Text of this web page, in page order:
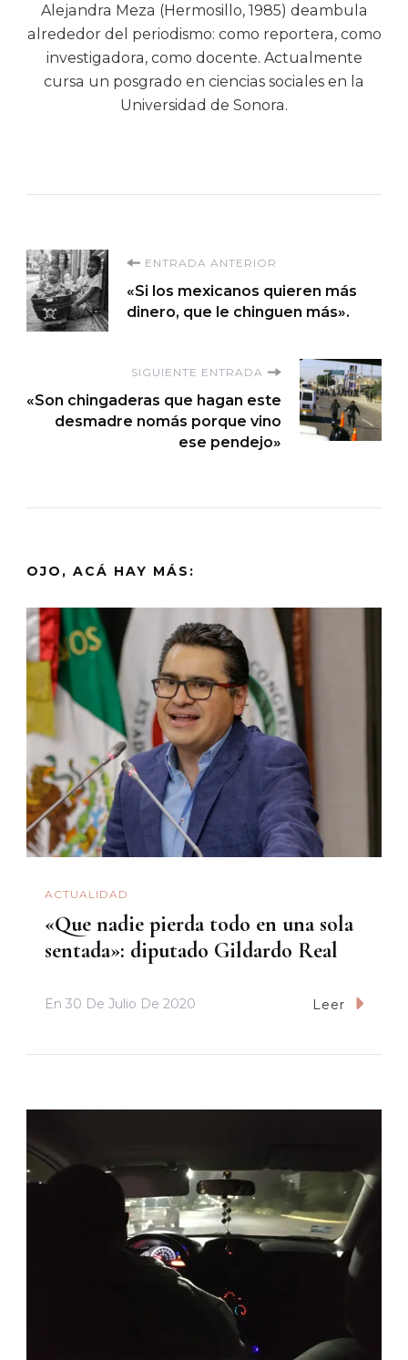
Alejandra Meza (Hermosillo, 1985) deambula
alrededor del periodismo: como reportera, como
investigadora, como docente. Actualmente
cursa un posgrado en ciencias sociales en la
Universidad de Sonora.
Navegación
de
entradas
ENTRADA ANTERIOR
«Si los mexicanos quieren más
dinero, que le chinguen más».
SIGUIENTE ENTRADA
«Son chingaderas que hagan este
desmadre nomás porque vino
ese pendejo»
OJO, ACÁ HAY MÁS:
ACTUALIDAD
«Que nadie pierda todo en una sola
sentada»: diputado Gildardo Real
En 30 De Julio De 2020 Leer